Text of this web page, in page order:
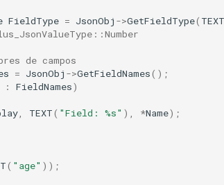
FieldType = JsonObj ->GetFieldType( TEXT
de campos
= JsonObj ->GetFieldNames();
: FieldNames)
TEXT( "Field: %s" ), *Name);
( "age" ));